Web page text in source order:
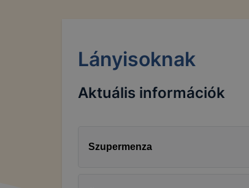
Lányisoknak
Aktuális információk
Szupermenza